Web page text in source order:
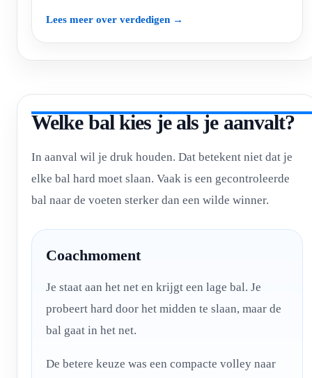
Lees meer over verdedigen →
Welke bal kies je als je aanvalt?
In aanval wil je druk houden. Dat betekent niet dat je
elke bal hard moet slaan. Vaak is een gecontroleerde
bal naar de voeten sterker dan een wilde winner.
Coachmoment
Je staat aan het net en krijgt een lage bal. Je
probeert hard door het midden te slaan, maar de
bal gaat in het net.
De betere keuze was een compacte volley naar